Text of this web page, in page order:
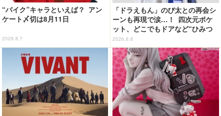
“バイク”キャラといえば？ アン
ケート〆切は8月11日
2026.8.7
「ドラえもん」のび太との再会シ
ーンも再現で涙…！ 四次元ポケ
ット、どこでもドアなど“ひみつ
道具”も登場 「グラニフ」コラボ
全20アイテム
2026.8.8